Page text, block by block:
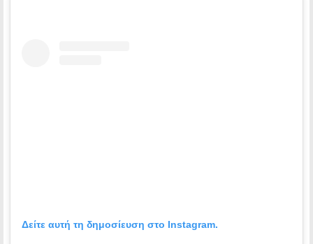
Δείτε αυτή τη δημοσίευση στο Instagram.